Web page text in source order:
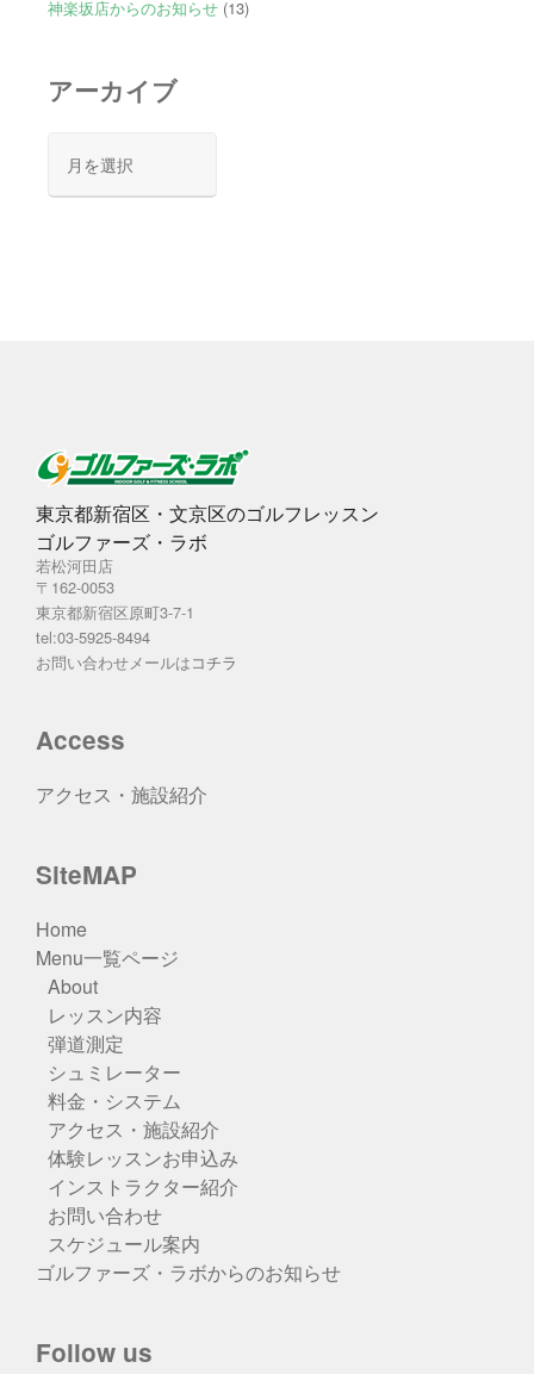
神楽坂店からのお知らせ(13)
アーカイブ
カ
東京都新宿区・文京区のゴルフレッスン
ゴルファーズ・ラボ
若松河田店
〒162-0053
東京都新宿区原町3-7-1
tel:03-5925-8494
お問い合わせメールはコチラ
Access
アクセス・施設紹介
SiteMAP
Home
Menu一覧ページ
About
レッスン内容
弾道測定
シュミレーター
料金・システム
アクセス・施設紹介
体験レッスンお申込み
インストラクター紹介
お問い合わせ
スケジュール案内
ゴルファーズ・ラボからのお知らせ
Follow us